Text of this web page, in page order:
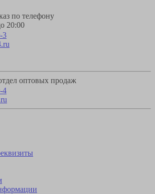
по телефону
20:00
3
оптовых продаж
4